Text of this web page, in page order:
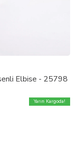
Elbise - 25798
Yarın Kargoda!